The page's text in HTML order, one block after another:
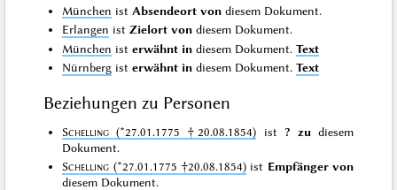
München ist Absendeort von diesem Dokument.
Erlangen istZielort von diesem Dokument.
München isterwähnt in diesem Dokument.Text
Nürnberg isterwähnt in diesem Dokument.Text
Beziehungen zu Personen
Schelling (*27.01.1775 †20.08.1854) ist ? zudiesem
Dokument.
Schelling (*27.01.1775 †20.08.1854) ist Empfänger von
diesem Dokument.